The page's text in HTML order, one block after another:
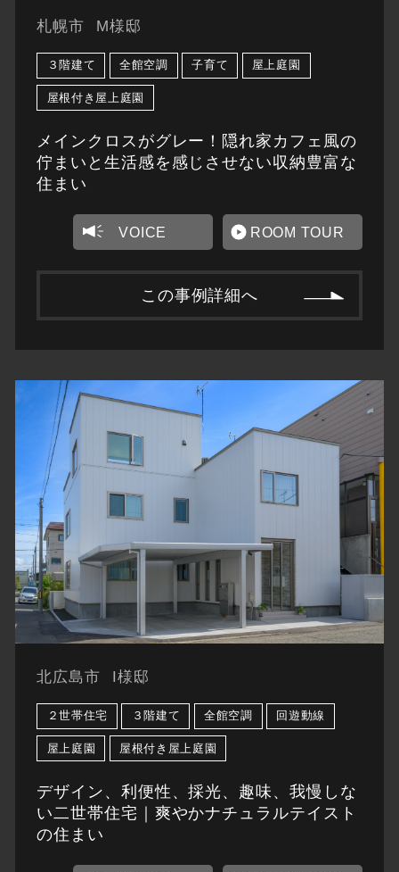
札幌市 M様邸
３階建て 全館空調 子育て 屋上庭園
屋根付き屋上庭園
メインクロスがグレー！隠れ家カフェ風の
佇まいと生活感を感じさせない収納豊富な
住まい
VOICE ROOM TOUR
この事例詳細へ
北広島市 I様邸
２世帯住宅 ３階建て 全館空調 回遊動線
屋上庭園 屋根付き屋上庭園
デザイン、利便性、採光、趣味、我慢しな
い二世帯住宅｜爽やかナチュラルテイスト
の住まい